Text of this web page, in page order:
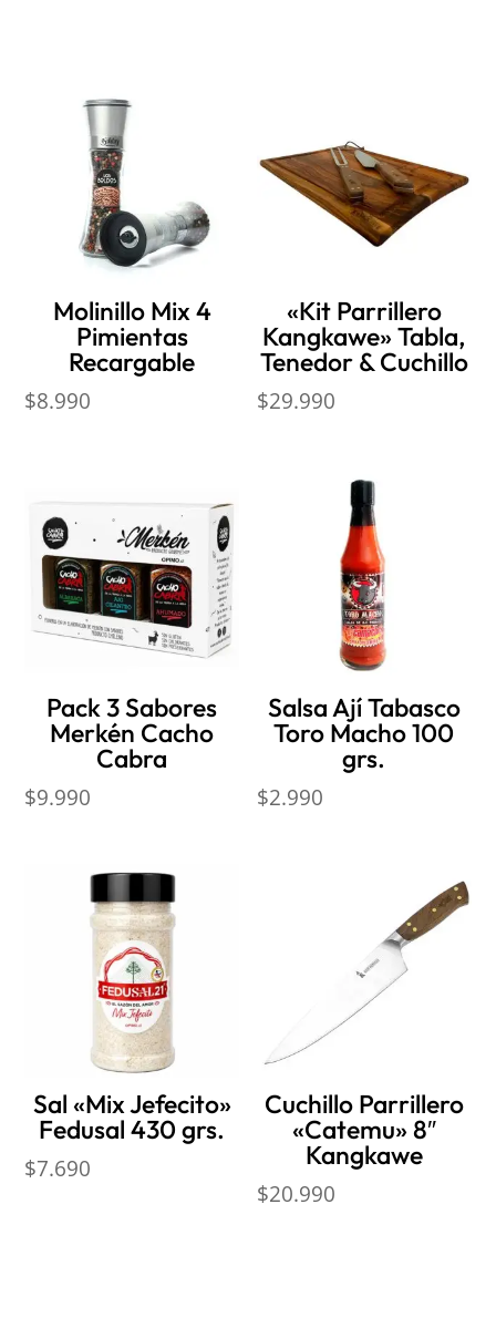
Molinillo Mix 4
Pimientas
Recargable
$8.990
«Kit Parrillero
Kangkawe» Tabla,
Tenedor & Cuchillo
$29.990
Pack 3 Sabores
Merkén Cacho
Cabra
$9.990
Salsa Ají Tabasco
Toro Macho 100
grs.
$2.990
Sal «Mix Jefecito»
Fedusal 430 grs.
$7.690
Cuchillo Parrillero
«Catemu» 8″
Kangkawe
$20.990